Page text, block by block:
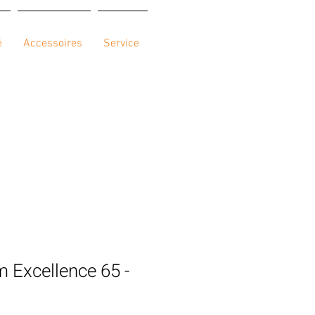
Accessoires Service
Excellence 65 -